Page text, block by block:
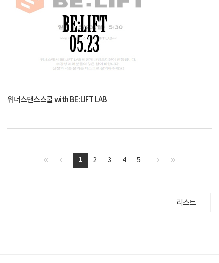
위너스댄스스쿨 with BE:LIFT LAB
1 2 3 4 5
리스트